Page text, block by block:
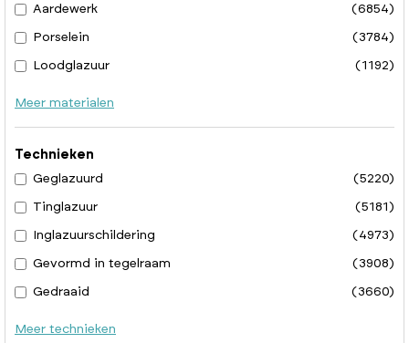
Aardewerk (6854)
Porselein (3784)
Loodglazuur (1192)
Meer materialen
Technieken
Geglazuurd
(5220)
Tinglazuur (5181)
Inglazuurschildering (4973)
Gevormd in tegelraam (3908)
Gedraaid (3660)
Meer technieken